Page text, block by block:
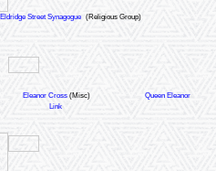
Eldridge Street Synagogue (Religious Group)
Eleanor Cross (Misc)
Queen Eleanor
Link